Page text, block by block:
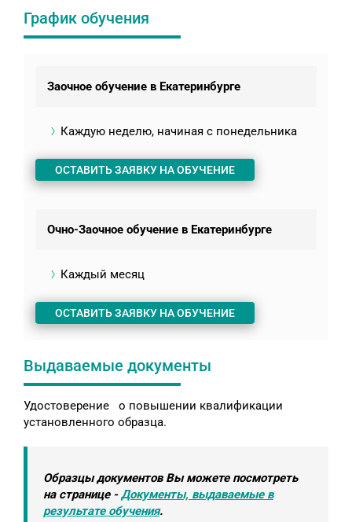
График обучения
Заочное обучение в Екатеринбурге
Каждую неделю, начиная с понедельника
ОСТАВИТЬ ЗАЯВКУ НА ОБУЧЕНИЕ
Очно-Заочное обучение в Екатеринбурге
Каждый месяц
ОСТАВИТЬ ЗАЯВКУ НА ОБУЧЕНИЕ
Выдаваемые документы
Удостоверение о повышении квалификации
установленного образца.
Образцы документов Вы можете посмотреть
на странице -Документы, выдаваемые в
результате обучения.